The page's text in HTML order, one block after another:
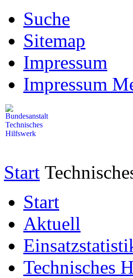
Suche
Sitemap
Impressum
Impressum
Start
Start
Aktuell
Technisches